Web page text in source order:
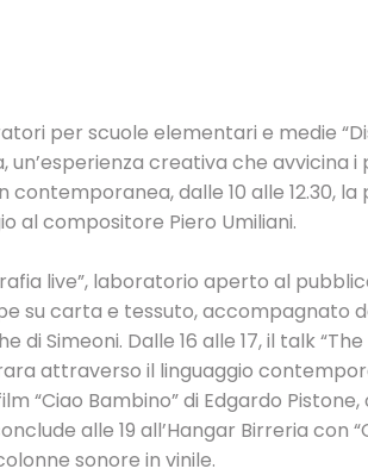
per scuole elementari e medie
un’esperienza creativa che avvicina i
dalle 10 alle 12.30, la
al compositore Piero Umiliani.
live”, laboratorio aperto al
su carta e tessuto, accompagnato
Simeoni. Dalle 16 alle 17, il talk
attraverso il linguaggio
“Ciao Bambino” di Edgardo
alle 19 all’Hangar Birreria con
sonore in vinile.